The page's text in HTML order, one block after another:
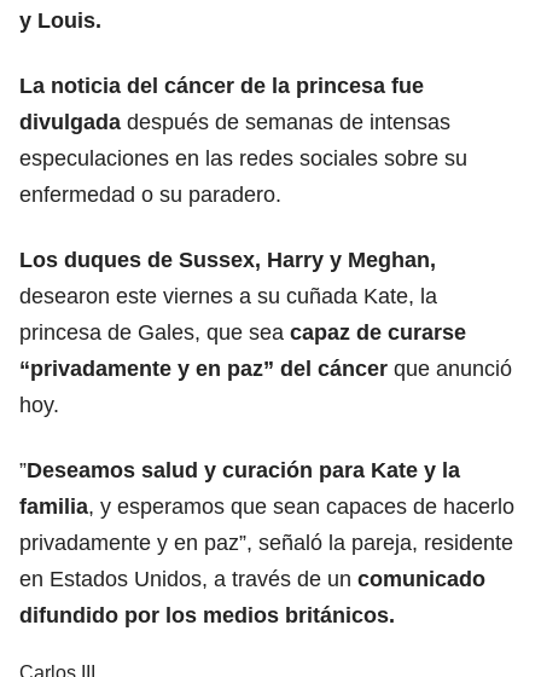
y Louis.
La noticia del cáncer de la princesa fue
divulgada después de semanas de intensas
especulaciones en las redes sociales sobre su
enfermedad o su paradero.
Los duques de Sussex, Harry y Meghan,
desearon este viernes a su cuñada Kate, la
princesa de Gales, que sea capaz de curarse
“privadamente y en paz” del cáncer que anunció
hoy.
”Deseamos salud y curación para Kate y la
familia, y esperamos que sean capaces de hacerlo
privadamente y en paz”, señaló la pareja, residente
en Estados Unidos, a través de un comunicado
difundido por los medios británicos.
Carlos III